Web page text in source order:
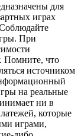
для
играх
При
Помните, что
источником
на реальные
ни в
которые
играми,